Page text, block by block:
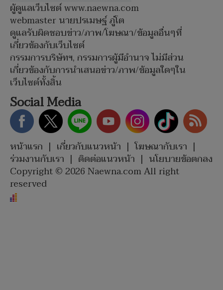
ผู้ดูแลเว็บไซต์ www.naewna.com
webmaster นายปรเมษฐ์ ภู่โต
ดูแลรับผิดชอบข่าว/ภาพ/โฆษณา/ข้อมูลอื่นๆที่
เกี่ยวข้องกับเว็บไซต์
กรรมการบริษัทฯ, กรรมการผู้มีอำนาจ ไม่มีส่วน
เกี่ยวข้องกับการนำเสนอข่าว/ภาพ/ข้อมูลใดๆใน
เว็บไซต์ทั้งสิ้น
Social Media
หน้าแรก | เกี่ยวกับแนวหน้า | โฆษณากับเรา |
ร่วมงานกับเรา | ติดต่อแนวหน้า | นโยบายข้อตกลง
Copyright © 2026 Naewna.com All right
reserved